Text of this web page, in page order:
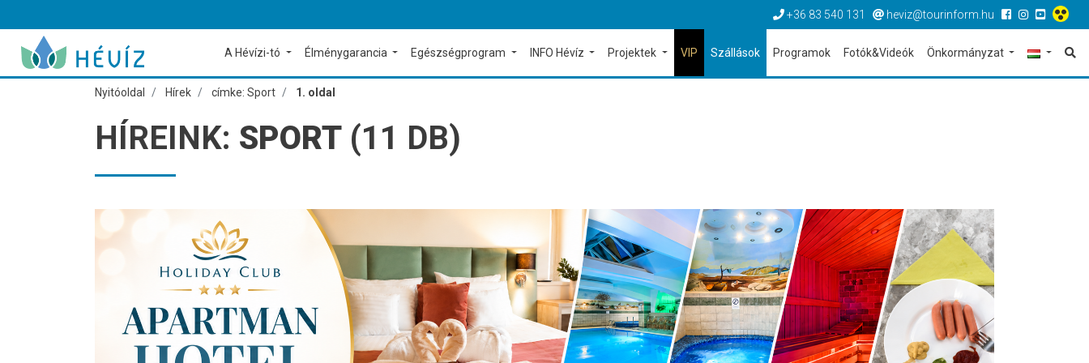
+36 83 540 131 heviz@tourinform.hu
A Hévízi-tó Élménygarancia Egészségprogram INFO Hévíz Projektek VIP Szállások Programok Fotók&Videók Önkormányzat
Nyitóoldal Hírek címke: Sport 1. oldal
HÍREINK: SPORT (11 DB)